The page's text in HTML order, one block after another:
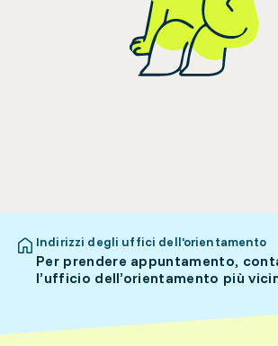
Indirizzi degli uffici dell’orientamento
Per prendere appuntamento,
l’ufficio dell’orientamento più